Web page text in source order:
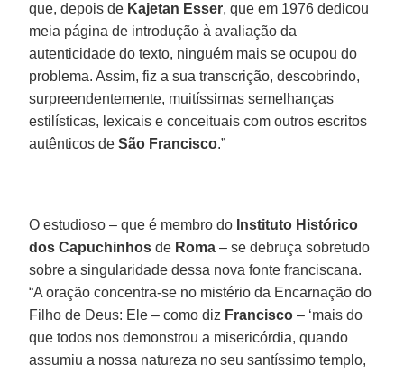
que, depois de Kajetan Esser, que em 1976 dedicou
meia página de introdução à avaliação da
autenticidade do texto, ninguém mais se ocupou do
problema. Assim, fiz a sua transcrição, descobrindo,
surpreendentemente, muitíssimas semelhanças
estilísticas, lexicais e conceituais com outros escritos
autênticos deSão Francisco.”
O estudioso – que é membro do Instituto Histórico
dos Capuchinhos de Roma – se debruça sobretudo
sobre a singularidade dessa nova fonte franciscana.
“A oração concentra-se no mistério da Encarnação do
Filho de Deus: Ele – como diz Francisco – ‘mais do
que todos nos demonstrou a misericórdia, quando
assumiu a nossa natureza no seu santíssimo templo,